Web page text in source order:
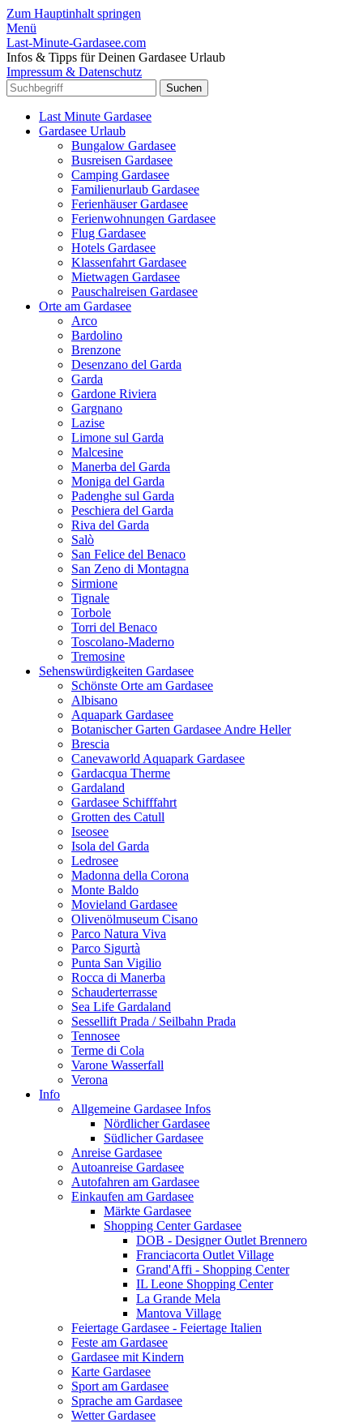
Zum Hauptinhalt springen
Menü
Last-Minute-Gardasee.com
Infos & Tipps für Deinen Gardasee Urlaub
Impressum & Datenschutz
Last Minute Gardasee
Gardasee Urlaub
Bungalow Gardasee
Busreisen Gardasee
Camping Gardasee
Familienurlaub Gardasee
Ferienhäuser Gardasee
Ferienwohnungen Gardasee
Flug Gardasee
Hotels Gardasee
Klassenfahrt Gardasee
Mietwagen Gardasee
Pauschalreisen Gardasee
Orte am Gardasee
Arco
Bardolino
Brenzone
Desenzano del Garda
Garda
Gardone Riviera
Gargnano
Lazise
Limone sul Garda
Malcesine
Manerba del Garda
Moniga del Garda
Padenghe sul Garda
Peschiera del Garda
Riva del Garda
Salò
San Felice del Benaco
San Zeno di Montagna
Sirmione
Tignale
Torbole
Torri del Benaco
Toscolano-Maderno
Tremosine
Sehenswürdigkeiten Gardasee
Schönste Orte am Gardasee
Albisano
Aquapark Gardasee
Botanischer Garten Gardasee Andre Heller
Brescia
Canevaworld Aquapark Gardasee
Gardacqua Therme
Gardaland
Gardasee Schifffahrt
Grotten des Catull
Iseosee
Isola del Garda
Ledrosee
Madonna della Corona
Monte Baldo
Movieland Gardasee
Olivenölmuseum Cisano
Parco Natura Viva
Parco Sigurtà
Punta San Vigilio
Rocca di Manerba
Schauderterrasse
Sea Life Gardaland
Sessellift Prada / Seilbahn Prada
Tennosee
Terme di Cola
Varone Wasserfall
Verona
Info
Allgemeine Gardasee Infos
Nördlicher Gardasee
Südlicher Gardasee
Anreise Gardasee
Autoanreise Gardasee
Autofahren am Gardasee
Einkaufen am Gardasee
Märkte Gardasee
Shopping Center Gardasee
DOB - Designer Outlet Brennero
Franciacorta Outlet Village
Grand'Affi - Shopping Center
IL Leone Shopping Center
La Grande Mela
Mantova Village
Feiertage Gardasee - Feiertage Italien
Feste am Gardasee
Gardasee mit Kindern
Karte Gardasee
Sport am Gardasee
Sprache am Gardasee
Wetter Gardasee